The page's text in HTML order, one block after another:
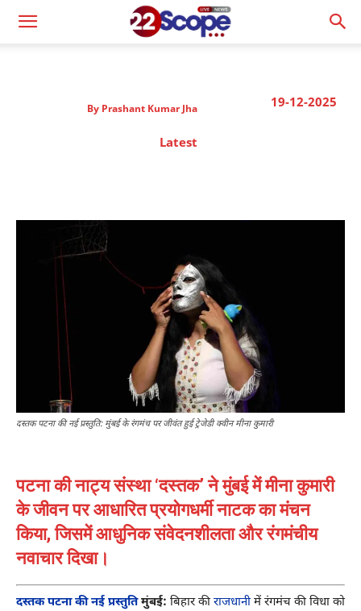
19-12-2025
By Prashant Kumar Jha
Latest
दस्तक पटना की नई प्रस्तुति: मुंबई के रंगमंच पर जीवंत हुई ट्रेजेडी क्वीन मीना कुमारी
पटना की नाट्य संस्था ‘दस्तक’ ने मुंबई में मीना कुमारी
के जीवन पर आधारित प्रयोगधर्मी नाटक का मंचन
किया, जिसमें आधुनिक संवेदनशीलता और रंगमंचीय
नवाचार दिखा।
दस्तक पटना की नई प्रस्तुतिमुंबई: बिहार की राजधानीमें रंगमंच की विधा को